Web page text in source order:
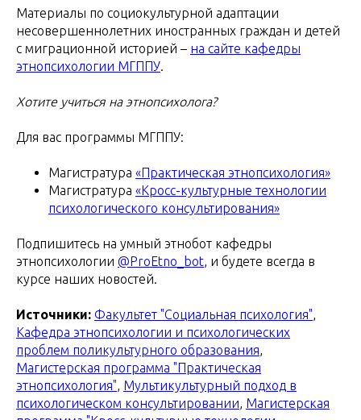
Материалы по социокультурной адаптации
несовершеннолетних иностранных граждан и детей
с миграционной историей – на сайте кафедры
этнопсихологии МГППУ.
Хотите учиться на этнопсихолога?
Для вас программы МГППУ:
Магистратура «Практическая этнопсихология»
Магистратура «Кросс-культурные технологии
психологического консультирования»
Подпишитесь на умный этнобот кафедры
этнопсихологии @ProEtno_bot, и будете всегда в
курсе наших новостей.
Источники: Факультет "Социальная психология",
Кафедра этнопсихологии и психологических
проблем поликультурного образования,
Магистерская программа "Практическая
этнопсихология", Мультикультурный подход в
психологическом консультировании, Магистерская